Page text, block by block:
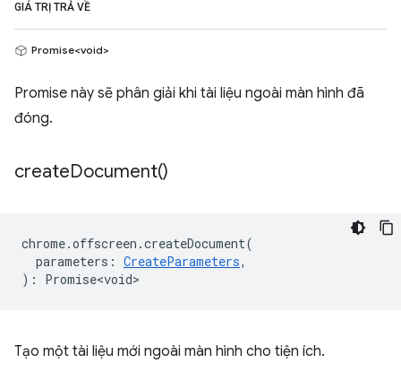
GIÁ TRỊ TRẢ VỀ
Promise<void>
Promise này sẽ phân giải khi tài liệu ngoài màn hình đã
đóng.
createDocument()
chrome.offscreen .createDocument(
parameters : CreateParameters,
) : Promise<void>
Tạo một tài liệu mới ngoài màn hình cho tiện ích.